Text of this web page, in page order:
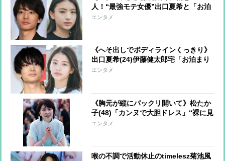
人！“最強モテ女優”出口夏希と「お泊
まり愛」 元カノと破局後の伊藤がグ
エンタメ
《へそ出しでボディラインくっきり》
出口夏希(24)伊藤健太郎宅「お泊まり
私服」にファン熱視線「Z世代のファ
エンタメ
《胸元が縦にパックリ開いて》松たか
子(48)「カンヌで大胆ドレス」“裸に見
える規制”続くなか「圧巻の気品」
エンタメ
喉の不調で活動休止のtimelesz菊池風